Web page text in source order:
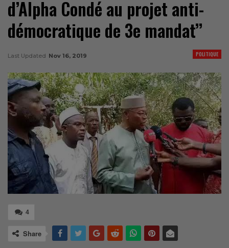
d’Alpha Condé au projet anti-
démocratique de 3e mandat’’
POLITIQUE
Last Updated Nov 16, 2019
4
Share